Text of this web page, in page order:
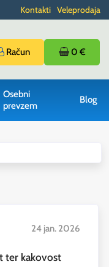
Kontakti Veleprodaja
Račun 0 €
Osebni
prevzem
Blog
24 jan. 2026
ter kakovost